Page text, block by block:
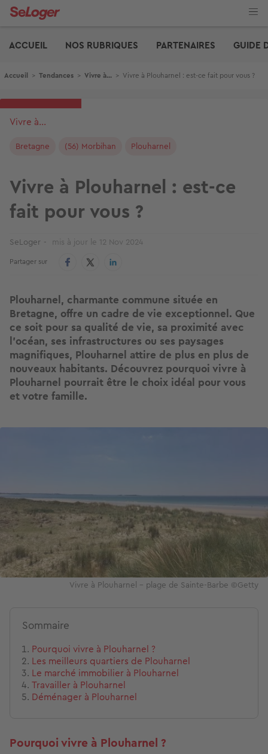
Aller
ACCUEIL
NOS RUBRIQUES PARTENAIRES GUIDE
Fil d'Ariane
Accueil > Tendances > Vivre à... > Vivre à Plouharnel : est-ce fait pour vous ?
Vivre à...
Bretagne (56) Morbihan Plouharnel
Vivre à Plouharnel : est-ce
fait pour vous ?
SeLoger mis à jour le 12 Nov 2024
Partager sur
Plouharnel, charmante commune située en
Bretagne, offre un cadre de vie exceptionnel. Que
ce soit pour sa qualité de vie, sa proximité avec
l'océan, ses infrastructures ou ses paysages
magnifiques, Plouharnel attire de plus en plus de
nouveaux habitants. Découvrez pourquoi vivre à
Plouharnel pourrait être le choix idéal pour vous
et votre famille.
Image
Vivre à Plouharnel - plage de Sainte-Barbe ©Getty
Sommaire
Pourquoi vivre à Plouharnel ?
Les meilleurs quartiers de Plouharnel
Le marché immobilier à Plouharnel
Travailler à Plouharnel
Déménager à Plouharnel
Pourquoi vivre à Plouharnel ?